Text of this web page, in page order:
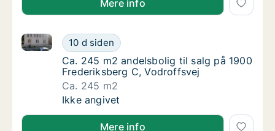
Mere info
Ca. 245 m2 andelsbolig til salg på 1900
10 d siden
Ca. 245 m2 andelsbolig til salg på 1900
Ca. 245 m2 andelsbolig til salg på 1900
Ca. 245 m2 andelsbolig til salg på 1900
Frederiksberg C, Vodroffsvej
Ca. 245 m2
Ca. 245 m2 andelsbolig til salg på 1900
Ikke angivet
Mere info